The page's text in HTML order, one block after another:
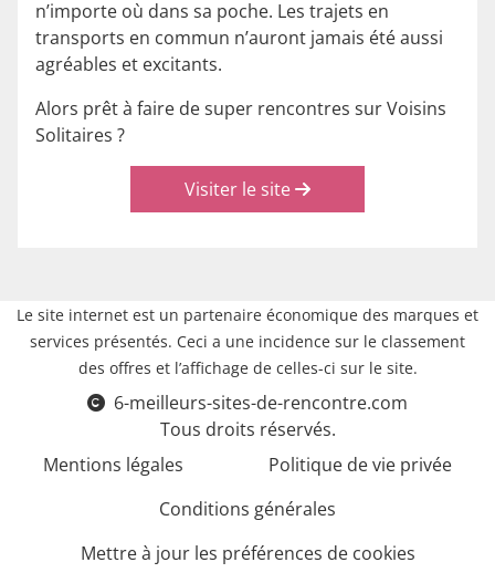
n’importe où dans sa poche. Les trajets en
transports en commun n’auront jamais été aussi
agréables et excitants.
Alors prêt à faire de super rencontres sur Voisins
Solitaires ?
Visiter le site
Le site internet est un partenaire économique des marques et
services présentés. Ceci a une incidence sur le classement
des offres et l’affichage de celles-ci sur le site.
6-meilleurs-sites-de-rencontre.com
Tous droits réservés.
Mentions légales
Politique de vie privée
Conditions générales
Mettre à jour les préférences de cookies